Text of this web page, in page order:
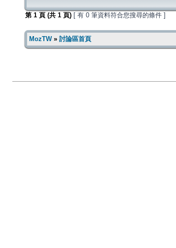
第 1 頁 (共 1 頁) [ 有 0 筆資料符合您搜尋的條件 ]
MozTW» 討論區首頁